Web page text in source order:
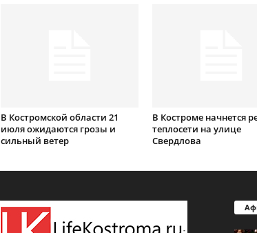
В Костромской области 21
июля ожидаются грозы и
сильный ветер
В Костроме начнется
теплосети на улице
Свердлова